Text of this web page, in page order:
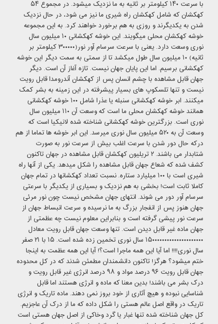
با سرعت ۱۴۰ کیلومتر بر ثانیه به ما نزدیک میشود. در مجموع ۵۴
کهکشان که شامل کهکشان راه شیری ما نیز می شود، در حال نزدیک
شدن به یکدیگرند و روزی به هم برخورد خواهند کرد. به این مجموعه
خوشه کهکشان محلی میگویند. این خوشه کهکشانی ۱۰ میلیون سال
نوری وسعت دارد. یعنی با سرعت سرسام آور نور(۳۰۰۰۰۰ کیلومتر بر
ثانیه) ۱۰ میلیون سال طول میکشد تا از سمتی به سمت دیگر این خوشه
کهکشانی برسیم. اما این پایان جهان نیست. تازه آغاز آن است. دیگر
جهان قابل مشاهده با چشم انسان پس از کهکشان آندرومدا قابل رویت
نیست و تنها تلسکوپ های بسیار پیشرفته در این زمینه به بشر کمک
میکنند. ابر خوشه کهکشانی سنبله یا عذرا شامل ۱۰۰ خوشه کهکشانی
همانند خوشه کهکشان محلی ما است که وسعت آن ۱۱۰ میلیون سال
نوری است. بزرگترین خوشه کهکشانی شناخته شده لانیکیا است که
وسعت آن به ۵۲۰ میلیون سال نوری میرسد. این ابر خوشه ها تماما از هم
درکه حال دور شدن با سرعت اغلب بیش از سرعت نور به صورت
شتابدار می باشند. ۲ تریلیون کهکشان قابل مشاهده در جهان تاکنون
کشف شده که شعاع جهان قابل مشاهده را شکل میدهد. یکی از آنها راه
شیری است با ۱۰۰ میلیارد ستاره. نسبت تعداد کهکشانها در تمام جهان
کاملا ثابت است! بخشی به هم نزدیک و بسیاری از یکدیگر با سرعتی
سرسام آور دور می شوند. انتهای جهان مشخص نیست چون نور مرئی
جهان هنوز پس از انفجار بزرگ به ما نرسیده و سرعت انبساط جهان از
سرعت نور پیشی گرفته است و بنابراین معلوم نیست چه عظمتی از
جهان ماده غیر قابل دیدن است. تنها وسعت جهان قابل رویت معادل
۱۵۰۰۰۰۰۰۰۰۰۰۰۰۰۰۰۰۰۰۰۰۰ سال نوری تخمین زده شده است. ۱۵ با ۲۱ صفر
سال نوری!!!! اما آیا این همه ماجرا است؟! آیا این همه عظمت به اینجا
ختم میشود؟ هرگز! تاکنون دانشمندان مطمئن شدند که در کل محدوده
جهان قابل رویت ۹۶ درصد مواد و ۹۸ درصد انرژی غیر قابل رویت و
درک بشر می باشند! بدین معنا که ماده و انرژی هستند اما قابل
شناسایی نبوده و هیچ آثاری از خود بروز نمی دهند. ماده تاریک و انرژی
تاریک در واقع اصل عالم هستی را شکل داده که ما از درک آن عاجزیم.
کل جهان شناخته شده تنها غبار یا گرد وخاکی از اصل جهان هستی است